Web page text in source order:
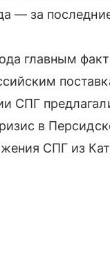
— за
главным
СПГ
в
СПГ из